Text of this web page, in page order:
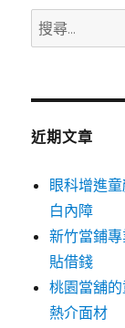
搜
尋
鍵
近期文章
眼科增進
白內障
新竹當鋪
貼借錢
桃園當舖
熱介面材